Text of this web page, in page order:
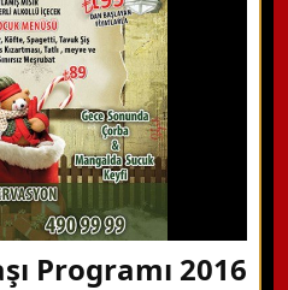
Programı 2016